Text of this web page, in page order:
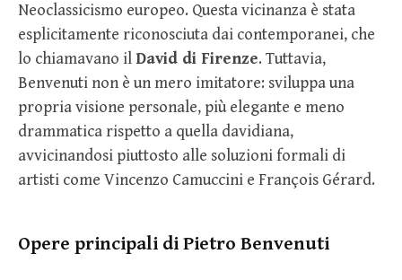
Neoclassicismo europeo. Questa vicinanza è stata
esplicitamente riconosciuta dai contemporanei, che
lo chiamavano ilDavid di Firenze. Tuttavia,
Benvenuti non è un mero imitatore: sviluppa una
propria visione personale, più elegante e meno
drammatica rispetto a quella davidiana,
avvicinandosi piuttosto alle soluzioni formali di
artisti come Vincenzo Camuccini e François Gérard.
Opere principali di Pietro Benvenuti